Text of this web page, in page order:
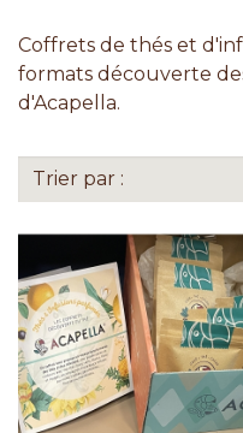
Coffrets de thés et
formats découverte
d'Acapella.